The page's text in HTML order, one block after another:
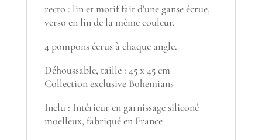
recto : lin et motif fait d'une ganse écrue,
verso en lin de la même couleur.
4 pompons écrus à chaque angle.
Déhoussable, taille : 45 x 45 cm
Collection exclusive Bohemians
Inclu : Intérieur en garnissage siliconé
moelleux, fabriqué en France